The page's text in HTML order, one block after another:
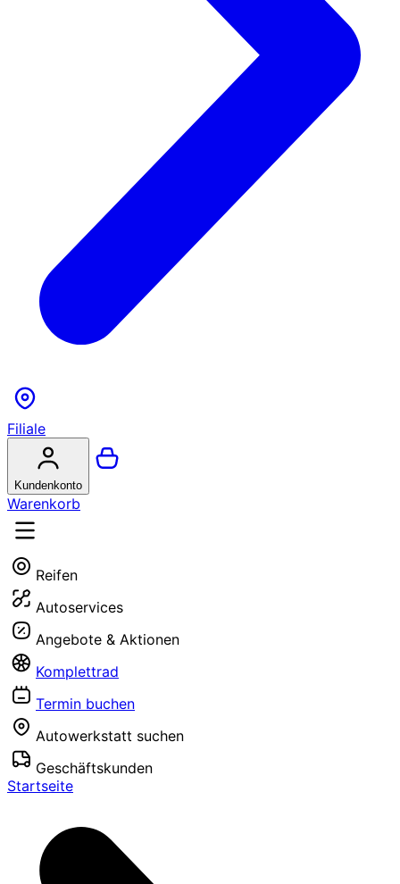
Filiale
Kundenkonto
Warenkorb
Reifen
Autoservices
Angebote & Aktionen
Komplettrad
Termin buchen
Autowerkstatt suchen
Geschäftskunden
Startseite